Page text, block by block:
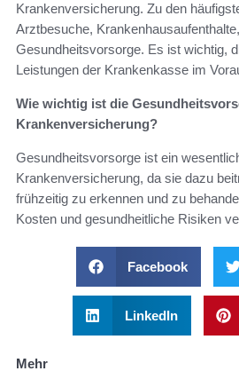
Krankenversicherung. Zu den
Arztbesuche,
Gesundheitsvorsorge. Es ist wichtig,
Leistungen der Krankenkasse im
Wie wichtig ist die
Krankenversicherung?
Gesundheitsvorsorge ist ein
Krankenversicherung, da sie dazu
frühzeitig zu erkennen und zu
Kosten und gesundheitliche Risiken
Facebook
LinkedIn
Mehr